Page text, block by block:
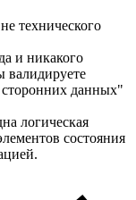
технического
и никакого
валидируете
сторонних данных"
логическая
состояния